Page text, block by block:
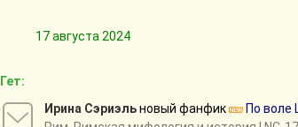
17 августа 2024
Гет:
Ирина Сэриэльновый фанфик
По воле